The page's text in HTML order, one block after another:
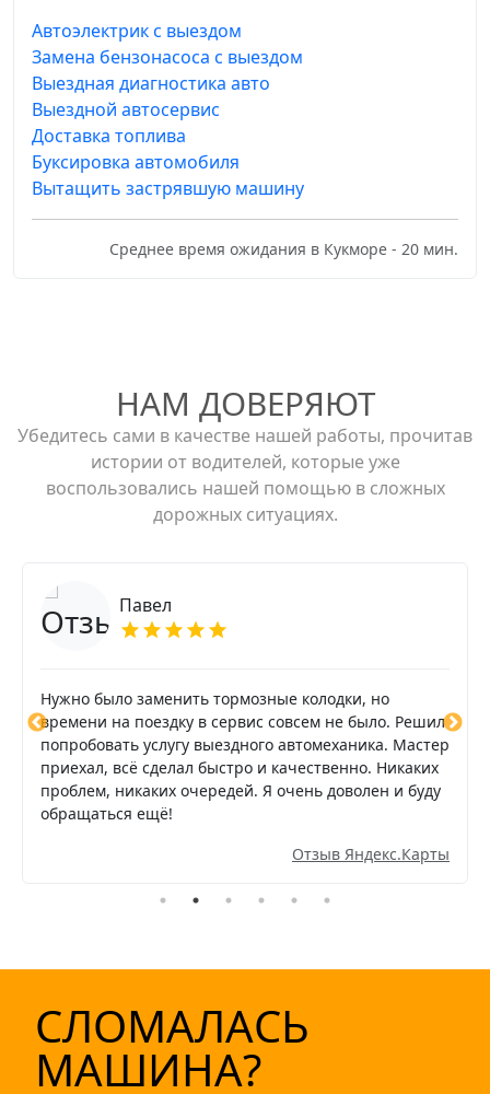
Автоэлектрик с выездом
Замена бензонасоса с выездом
Выездная диагностика авто
Выездной автосервис
Доставка топлива
Буксировка автомобиля
Вытащить застрявшую машину
Среднее время ожидания в Кукморе - 20 мин.
НАМ ДОВЕРЯЮТ
Убедитесь сами в качестве нашей работы, прочитав
истории от водителей, которые уже
воспользовались нашей помощью в сложных
дорожных ситуациях.
Павел
Нужно было заменить тормозные колодки, но
времени на поездку в сервис совсем не было. Решил
попробовать услугу выездного автомеханика. Мастер
приехал, всё сделал быстро и качественно. Никаких
проблем, никаких очередей. Я очень доволен и буду
обращаться ещё!
Отзыв Яндекс.Карты
СЛОМАЛАСЬ
МАШИНА?